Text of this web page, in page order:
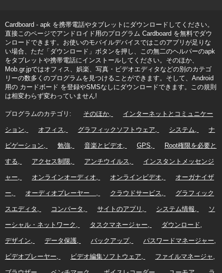
Cardboard - apk を携帯電話やタブレットにダウンロードしてください。
直接このページでアンドロイド用のプログラム Cardboard を無料でダウ
ンロードできます。お使いのモバイルデバイスではこのアプリが足りな
い場合、ただ「ダウンロード」ボタンを押し、この無二のヘルパーのapk
をタブレットや携帯電話にインストールしてください。そのほか、
Mob.gr.jpではオフィス、娯楽、写真・ビデオエディタなどの別のカテゴ
リーの数多くのプログラムを見つけることができます。そして、Android
用の カードボード を登録やSMSなしにダウンロードできます。この規則
は相変わらず変わっていません!
プログラムのカテゴリ: そのほか インターネットとコミュニケー
ション オフィス グラフィックソフトウェア システム ナ
ビゲーション 勉強 音楽とビデオ GPS Root権限を必要と
する アクセス制限 アンチウイルス インスタントメッセンジ
ャー オンラインオーディオ オンラインビデオ オーガナイザ
ー オーディオプレーヤー クラウドサービス グラフィック
スエディタ コンバータ サイトのアプリ システム情報 ソ
ーシャル・ネットワーク タスクマネージャー ダウンロード
デザイン データ保護 バックアップ パスワードマネージャー
ビデオプレーヤー ビデオ編集ソフトウェア ファイルマネージャ